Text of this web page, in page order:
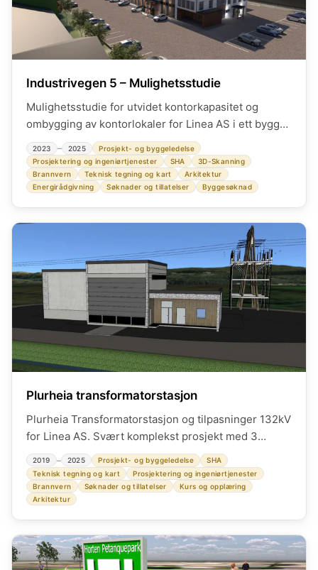
Industrivegen 5 – Mulighetsstudie
Mulighetsstudie for utvidet kontorkapasitet og
ombygging av kontorlokaler for Linea AS i ett bygg
eid av Helgeland Kraft AS i Mosjøen.
2023 – 2025
Prosjekt- og byggeledelse
Prosjektering og ingeniørtjenester
SHA
3D-Skanning
Brannvern
Teknisk tegning og kart
Arkitektur
Energirådgivning
Søknader og tillatelser Byggesøknad
Plurheia transformatorstasjon
Plurheia Transformatorstasjon og tilpasninger 132kV
for Linea AS. Svært komplekst prosjekt med 3
totalentrepriser, verdi 42 MNOK.
2019 – 2025 Prosjekt- og byggeledelse
SHA
Teknisk tegning og kart
Prosjektering og ingeniørtjenester
Brannvern
Søknader og tillatelser
Kurs og opplæring
Arkitektur